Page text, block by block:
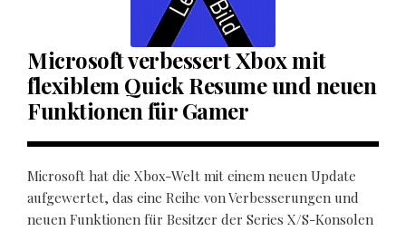
Microsoft verbessert Xbox mit
flexiblem Quick Resume und neuen
Funktionen für Gamer
Microsoft hat die Xbox-Welt mit einem neuen Update
aufgewertet, das eine Reihe von Verbesserungen und
neuen Funktionen für Besitzer der Series X/S-Konsolen